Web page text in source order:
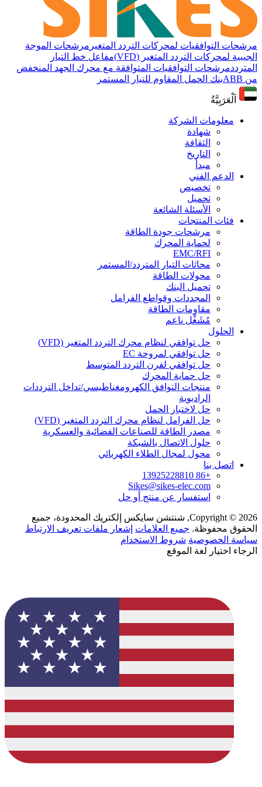
مرشحات التوافقيات لمحركات التردد المتغير مرشحات الموجة
الجيبية لمحركات التردد المتغير (VFD)
مفاعل خط التيار
المترددمرشحات التوافقيات المتوافقة مع محرك الجهد المنخفض
من ABB
بنك الحمل المقاوم للتيار المستمر
اَلْعَرَبِيَّةُ
معلومات الشركة
شهادة
الثقافة
التاريخ
مبدأ
الدعم الفني
تخصيص
تحميل
الأسئلة الشائعة
فئات المنتجات
مرشحات جودة الطاقة
لحماية المحرك
EMC/RFI
محاثات التيار المتردد/المستمر
محولات الطاقة
تحميل البنك
المجددات وقواطع الفرامل
مقاومات الطاقة
مُشَغِّل ناعم
الحلول
حل توافقي لنظام محرك التردد المتغير (VFD)
حل توافقي لمروحة EC
حل توافقي لفرن التردد المتوسط
حل حماية المحرك
منتجات التوافق الكهرومغناطيسي/تداخل الترددات
الراديوية
حل لاختبار الحمل
حل الفرامل لنظام محرك التردد المتغير (VFD)
مصدر الطاقة للصناعات الفضائية والعسكرية
حلول الاتصال بالشبكة
محول لمجال الطلاء الكهربائي
اتصل بنا
+86 13925228810
Sikes@sikes-elec.com
استفسار عن منتج أو حل
Copyright © 2026, شنتشن سايكس إلكتريك المحدودة، جميع
الحقوق محفوظة. جميع العلامات إشعار ملفات تعريف الارتباط
سياسة الخصوصية شروط الاستخدام
الرجاء اختيار لغة الموقع